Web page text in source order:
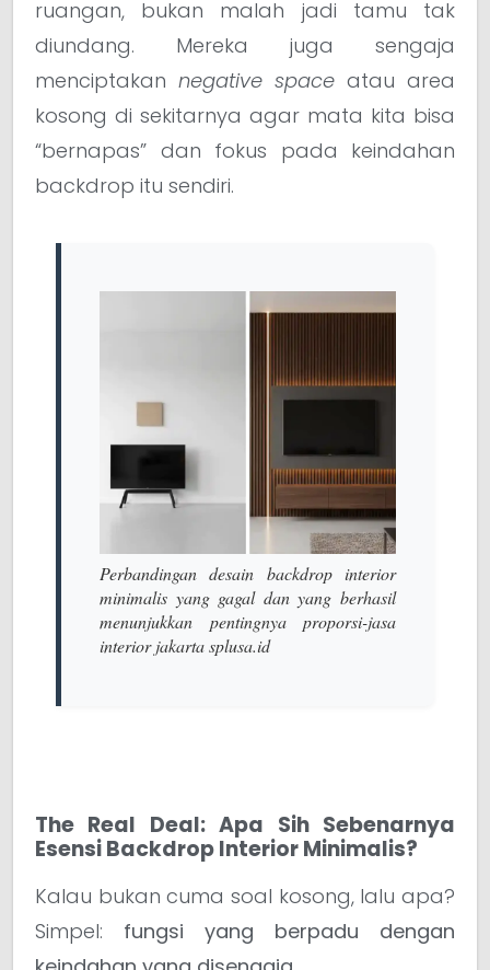
ruangan, bukan malah jadi tamu tak
diundang. Mereka juga sengaja
menciptakan negative space atau area
kosong di sekitarnya agar mata kita bisa
“bernapas” dan fokus pada keindahan
backdrop itu sendiri.
Perbandingan desain backdrop interior
minimalis yang gagal dan yang berhasil
menunjukkan pentingnya proporsi-jasa
interior jakarta splusa.id
The Real Deal: Apa Sih Sebenarnya
Esensi Backdrop Interior Minimalis?
Kalau bukan cuma soal kosong, lalu apa?
Simpel: fungsi yang berpadu dengan